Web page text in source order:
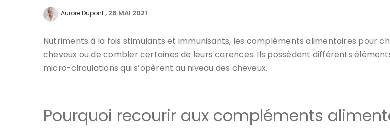
Aurore Dupont 26 MAI 2021
Nutriments à la fois stimulants et immunisants, les compléments alimentaires pour
cheveux ou de combler certaines de leurs carences. Ils possèdent différents
micro-circulations qui s’opèrent au niveau des cheveux.
Pourquoi recourir aux compléments